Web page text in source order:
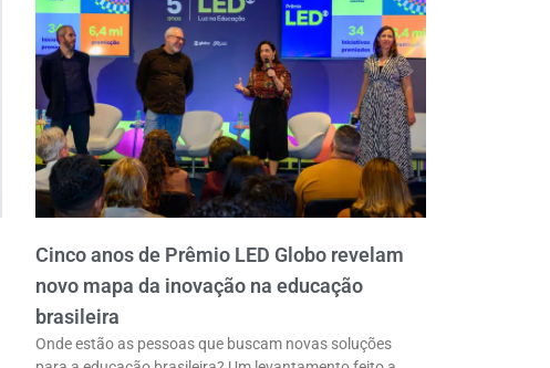
Cinco anos de Prêmio LED Globo revelam
novo mapa da inovação na educação
brasileira
Onde estão as pessoas que buscam novas soluções